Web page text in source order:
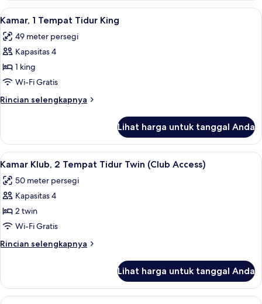
Tempat
Twin
Lihat
semua
foto
untuk
Kamar,
1
Tempat
Tidur
1 kamar tidur, minibar, brankas, dan
4
Kamar, 1 Tempat Tidur King
49 meter persegi
Kapasitas 4
1 king
Wi-Fi Gratis
Rincian selengkapnya
Rincian
Kamar,
Tempat
King
Lihat harga untuk tanggal Anda
Lihat
semua
foto
untuk
Kamar
Klub,
2
Tempat
Twin
(Club
1 kamar tidur, minibar, brankas, dan
5
Kamar Klub, 2 Tempat Tidur Twin (Club Access)
50 meter persegi
Kapasitas 4
2 twin
Wi-Fi Gratis
Rincian selengkapnya
Rincian
Kamar
Klub,
Lihat harga untuk tanggal Anda
1 kamar tidur, minibar, brankas, dan